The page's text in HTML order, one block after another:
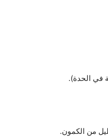
في الحدة).
من الكمون.